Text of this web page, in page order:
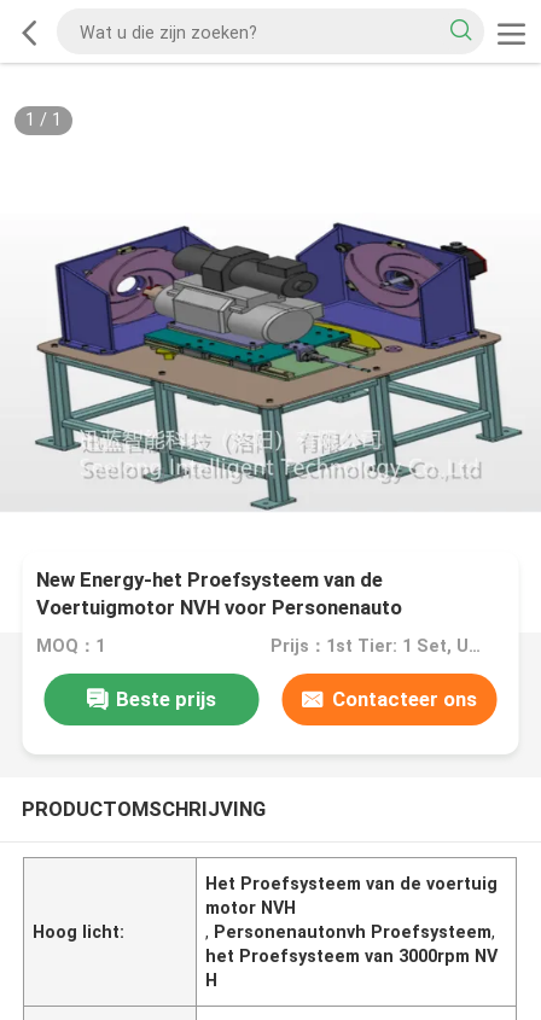
1 / 1
New Energy-het Proefsysteem van de
Voertuigmotor NVH voor Personenauto
MOQ：1 Prijs：1st Tier: 1 Set, Unit Price USD 3.00 2nd Tier: 2-5 Sets, Unit Price USD 2.00 3rd Tier: Over 5 Sets, Unit Price USD 1.00
Beste prijs Contacteer ons
PRODUCTOMSCHRIJVING
Hoog licht:
Het Proefsysteem van de voertuig
motor NVH
, Personenautonvh Proefsysteem,
het Proefsysteem van 3000rpm NV
H